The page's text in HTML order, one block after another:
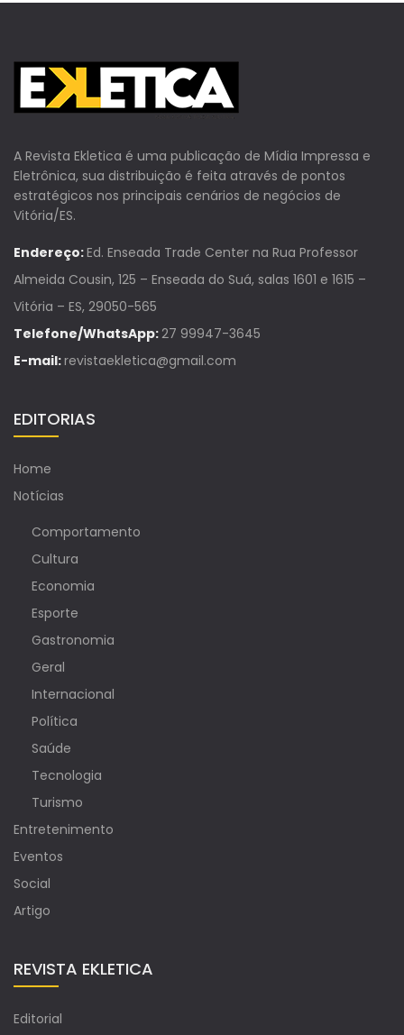
A Revista Ekletica é uma publicação de Mídia Impressa e
Eletrônica, sua distribuição é feita através de pontos
estratégicos nos principais cenários de negócios de
Vitória/ES.
Endereço:Ed. Enseada Trade Center na Rua Professor
Almeida Cousin, 125 – Enseada do Suá, salas 1601 e 1615 –
Vitória – ES, 29050-565
Telefone/WhatsApp:27 99947-3645
E-mail:revistaekletica@gmail.com
EDITORIAS
Home
Notícias
Comportamento
Cultura
Economia
Esporte
Gastronomia
Geral
Internacional
Política
Saúde
Tecnologia
Turismo
Entretenimento
Eventos
Social
Artigo
REVISTA EKLETICA
Editorial